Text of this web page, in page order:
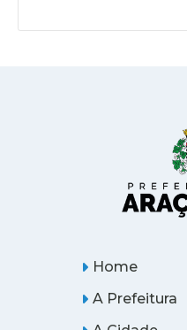
Home
A Prefeitura